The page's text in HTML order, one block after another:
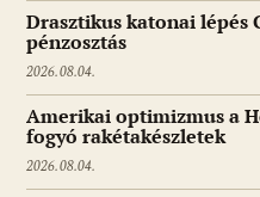
Drasztikus katonai lépés
pénzosztás
2026.08.04.
Amerikai optimizmus a
fogyó rakétakészletek
2026.08.04.